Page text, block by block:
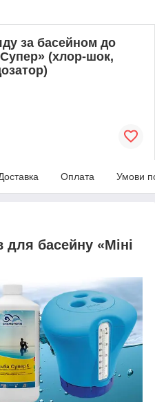
за басейном до
(хлор-шок,
Оплата Умови
для басейну «Міні